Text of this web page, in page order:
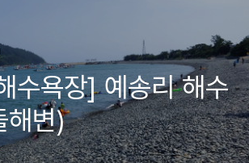
수욕장] 예송리 해수
해변)